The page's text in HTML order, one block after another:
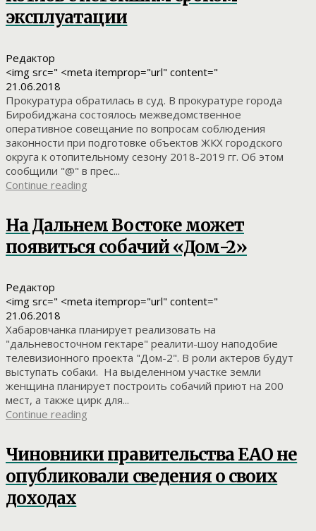
эксплуатации
Редактор
<img src=" <meta itemprop="url" content="
21.06.2018
Прокуратура обратилась в суд. В прокуратуре города
Биробиджана состоялось межведомственное
оперативное совещание по вопросам соблюдения
законности при подготовке объектов ЖКХ городского
округа к отопительному сезону 2018-2019 гг. Об этом
сообщили "@" в прес...
Continue reading
На Дальнем Востоке может
появиться собачий «Дом-2»
Редактор
<img src=" <meta itemprop="url" content="
21.06.2018
Хабаровчанка планирует реализовать на
"дальневосточном гектаре" реалити-шоу наподобие
телевизионного проекта "Дом-2". В роли актеров будут
выступать собаки. На выделенном участке земли
женщина планирует построить собачий приют на 200
мест, а также цирк для...
Continue reading
Чиновники правительства ЕАО не
опубликовали сведения о своих
доходах